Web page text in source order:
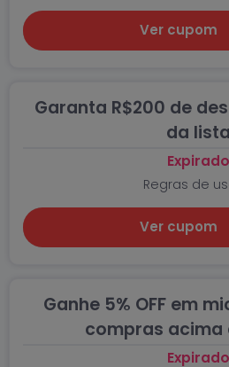
Ver cupom
Garanta R$200 de
da lista
Expirado
Regras de
Ver cupom
Ganhe 5% OFF em
compras acima
Expirado